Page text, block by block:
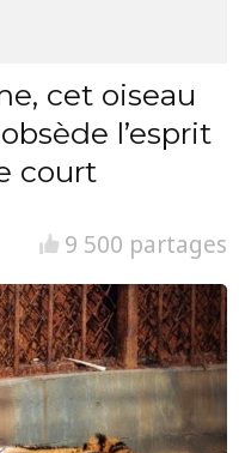
cet oiseau
l’esprit
court
9 500 partages